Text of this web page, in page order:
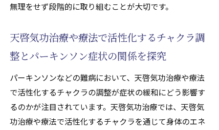
無理をせず段階的に取り組むことが大切です。
天啓気功治療や療法で活性化するチャクラ調
整とパーキンソン症状の関係を探究
パーキンソンなどの難病において、天啓気功治療や療法
で活性化するチャクラの調整が症状の緩和にどう影響す
るのかが注目されています。天啓気功治療では、天啓気
功治療や療法で活性化するチャクラを通じて身体のエネ